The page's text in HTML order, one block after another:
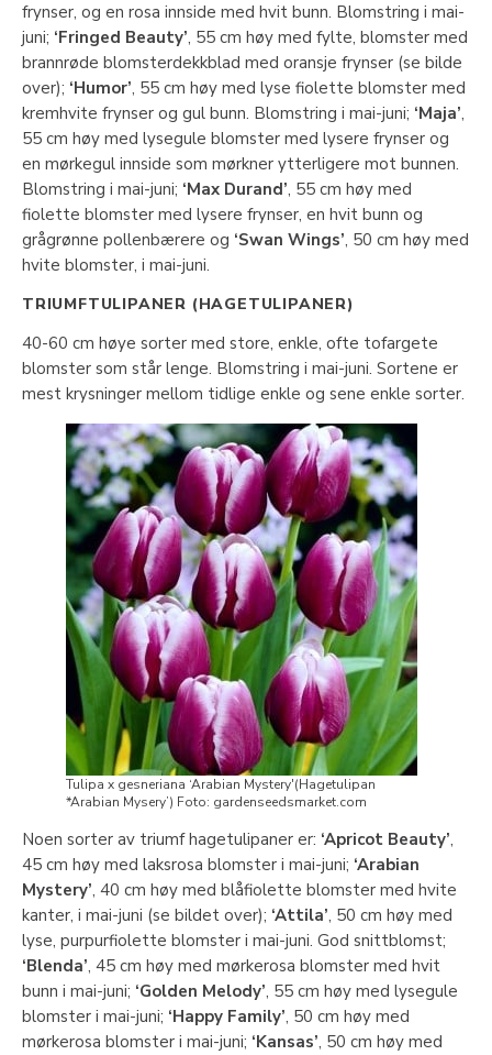
frynser, og en rosa innside med hvit bunn. Blomstring i mai-
juni; ‘Fringed Beauty’, 55 cm høy med fylte, blomster med
brannrøde blomsterdekkblad med oransje frynser (se bilde
over); ‘Humor’, 55 cm høy med lyse fiolette blomster med
kremhvite frynser og gul bunn. Blomstring i mai-juni; ‘Maja’,
55 cm høy med lysegule blomster med lysere frynser og
en mørkegul innside som mørkner ytterligere mot bunnen.
Blomstring i mai-juni; ‘Max Durand’, 55 cm høy med
fiolette blomster med lysere frynser, en hvit bunn og
grågrønne pollenbærere og ‘Swan Wings’, 50 cm høy med
hvite blomster, i mai-juni.
TRIUMFTULIPANER (HAGETULIPANER)
40-60 cm høye sorter med store, enkle, ofte tofargete
blomster som står lenge. Blomstring i mai-juni. Sortene er
mest krysninger mellom tidlige enkle og sene enkle sorter.
Tulipa x gesneriana ‘Arabian Mystery'(Hagetulipan
*Arabian Mysery’) Foto: gardenseedsmarket.com
Noen sorter av triumf hagetulipaner er: ‘Apricot Beauty’,
45 cm høy med laksrosa blomster i mai-juni; ‘Arabian
Mystery’, 40 cm høy med blåfiolette blomster med hvite
kanter, i mai-juni (se bildet over); ‘Attila’, 50 cm høy med
lyse, purpurfiolette blomster i mai-juni. God snittblomst;
‘Blenda’, 45 cm høy med mørkerosa blomster med hvit
bunn i mai-juni; ‘Golden Melody’, 55 cm høy med lysegule
blomster i mai-juni; ‘Happy Family’, 50 cm høy med
mørkerosa blomster i mai-juni; ‘Kansas’, 50 cm høy med